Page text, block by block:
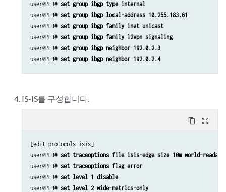
user@PE3# set group ibgp type internal
user@PE3# set group ibgp local-address 10.255.183.61
user@PE3# set group ibgp family inet unicast
user@PE3# set group ibgp family l2vpn signaling
user@PE3# set group ibgp neighbor 192.0.2.3
user@PE3# set group ibgp neighbor 192.0.2.4
IS-IS를 구성합니다.
content_copy zoom_out_map
[edit protocols isis]
user@PE3# set traceoptions file isis-edge size 10m world-
user@PE3# set traceoptions flag error
user@PE3# set level 1 disable
user@PE3# set level 2 wide-metrics-only